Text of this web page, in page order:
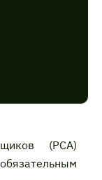
(РСА)